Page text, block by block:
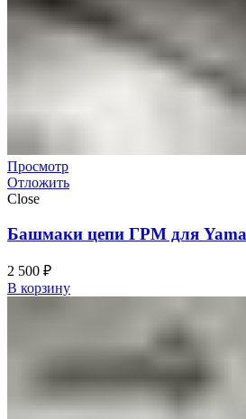
Просмотр
Отложить
Close
Башмаки цепи ГРМ для
2 500 ₽
В корзину